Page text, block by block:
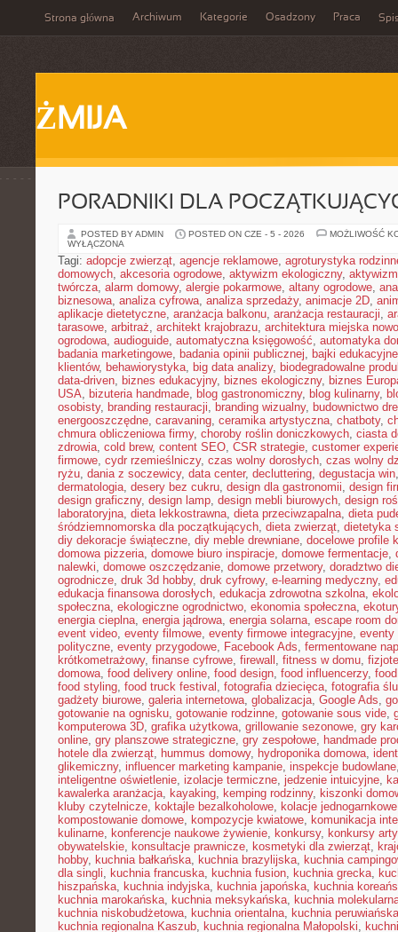
Strona główna Archiwum Kategorie Osadzony Praca
ŻMIJA
PORADNIKI DLA
POSTED BY ADMIN POSTED ON CZE - 5 - 2026
MOŻLIWOŚĆ
WYŁĄCZONA
Tagi: adopcje zwierząt, agencje reklamowe, agroturystyka
domowych, akcesoria ogrodowe, aktywizm ekologiczny,
twórcza, alarm domowy, alergie pokarmowe, altany ogrodowe,
biznesowa, analiza cyfrowa, analiza sprzedaży, animacje 2D,
aplikacje dietetyczne, aranżacja balkonu, aranżacja restauracji,
tarasowe, arbitraż, architekt krajobrazu, architektura miejska
ogrodowa, audioguide, automatyczna księgowość, automatyka
badania marketingowe, badania opinii publicznej, bajki edukacyjne
klientów, behawiorystyka, big data analizy, biodegradowalne
data-driven, biznes edukacyjny, biznes ekologiczny, biznes
USA, bizuteria handmade, blog gastronomiczny, blog kulinarny,
osobisty, branding restauracji, branding wizualny, budownictwo
energooszczędne, caravaning, ceramika artystyczna, chatboty,
chmura obliczeniowa firmy, choroby roślin doniczkowych, ciasta
zdrowia, cold brew, content SEO, CSR strategie, customer
firmowe, cydr rzemieślniczy, czas wolny dorosłych, czas wolny
ryżu, dania z soczewicy, data center, decluttering, degustacja win
dermatologia, desery bez cukru, design dla gastronomii, design
design graficzny, design lamp, design mebli biurowych, design
laboratoryjna, dieta lekkostrawna, dieta przeciwzapalna, dieta
śródziemnomorska dla początkujących, dieta zwierząt, dietetyka
diy dekoracje świąteczne, diy meble drewniane, docelowe profile
domowa pizzeria, domowe biuro inspiracje, domowe fermentacje,
nalewki, domowe oszczędzanie, domowe przetwory, doradztwo
ogrodnicze, druk 3d hobby, druk cyfrowy, e-learning medyczny,
edukacja finansowa dorosłych, edukacja zdrowotna szkolna,
społeczna, ekologiczne ogrodnictwo, ekonomia społeczna,
energia cieplna, energia jądrowa, energia solarna, escape room
event video, eventy filmowe, eventy firmowe integracyjne, eventy
polityczne, eventy przygodowe, Facebook Ads, fermentowane
krótkometrażowy, finanse cyfrowe, firewall , fitness w domu,
domowa, food delivery online, food design, food influencerzy,
food styling, food truck festival , fotografia dziecięca, fotografia
gadżety biurowe, galeria internetowa, globalizacja, Google Ads,
gotowanie na ognisku, gotowanie rodzinne, gotowanie sous vide,
komputerowa 3D, grafika użytkowa, grillowanie sezonowe, gry
online, gry planszowe strategiczne, gry zespołowe, handmade
hotele dla zwierząt, hummus domowy, hydroponika domowa,
glikemiczny, influencer marketing kampanie, inspekcje budowlane
inteligentne oświetlenie, izolacje termiczne, jedzenie intuicyjne,
kawalerka aranżacja, kayaking, kemping rodzinny, kiszonki
kluby czytelnicze, koktajle bezalkoholowe, kolacje jednogarnkowe
kompostowanie domowe, kompozycje kwiatowe, komunikacja
kulinarne, konferencje naukowe żywienie, konkursy, konkursy
obywatelskie, konsultacje prawnicze, kosmetyki dla zwierząt,
hobby, kuchnia bałkańska, kuchnia brazylijska, kuchnia
dla singli, kuchnia francuska, kuchnia fusion, kuchnia grecka,
hiszpańska, kuchnia indyjska, kuchnia japońska, kuchnia
kuchnia marokańska, kuchnia meksykańska, kuchnia
kuchnia niskobudżetowa, kuchnia orientalna, kuchnia peruwiańska
kuchnia regionalna Kaszub, kuchnia regionalna Małopolski,